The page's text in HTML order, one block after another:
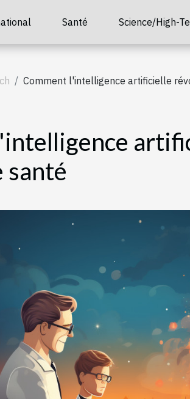
Santé Science/High-
Comment l'intelligence artificielle
santé